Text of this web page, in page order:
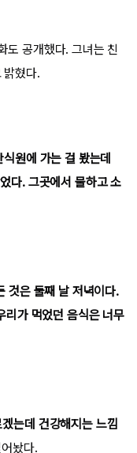
도 공개했다. 그녀는 친
밝혔다.
원에 가는 걸 봤는데
다. 그곳에서 물하고 소
것은 둘째 날 저녁이다.
리가 먹었던 음식은 너무
는데 건강해지는 느낌
놨다.